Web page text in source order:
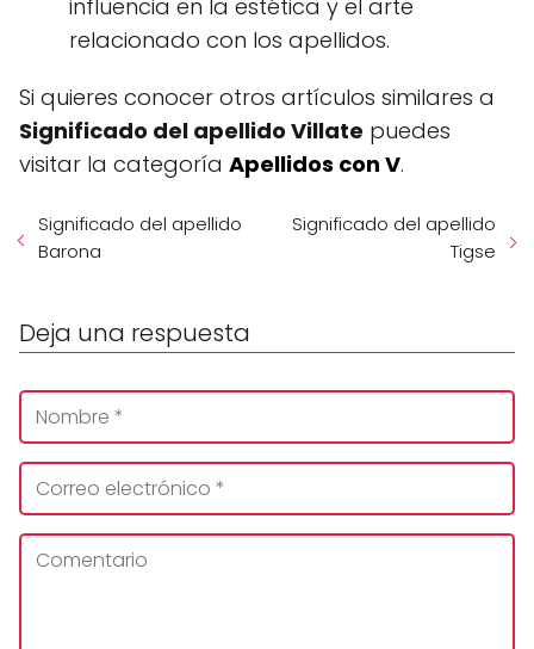
influencia en la estética y el arte
relacionado con los apellidos.
Si quieres conocer otros artículos similares a
Significado del apellido Villate puedes
visitar la categoría Apellidos con V.
Significado del apellido
Barona
Significado del apellido
Tigse
Deja una respuesta